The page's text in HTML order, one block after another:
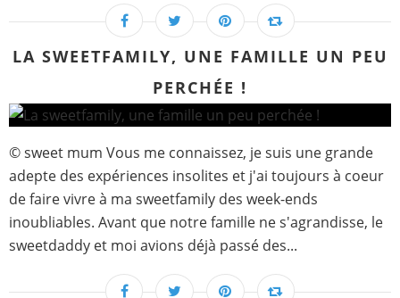
LA SWEETFAMILY, UNE FAMILLE UN PEU
PERCHÉE !
© sweet mum Vous me connaissez, je suis une grande
adepte des expériences insolites et j'ai toujours à coeur
de faire vivre à ma sweetfamily des week-ends
inoubliables. Avant que notre famille ne s'agrandisse, le
sweetdaddy et moi avions déjà passé des...